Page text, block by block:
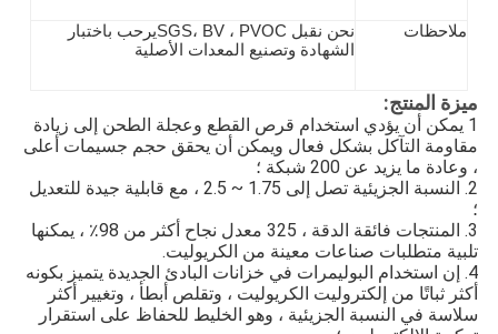
ملاحظات نحن نقبل SGS ، BV ، PVOC
يرحب باختبار
الشهادة وتصنيع المعدات الأصلية
ميزة المنتج:
1 يمكن أن يؤدي استخدام قرص القطع وعجلة الطحن إلى زيادة
مقاومة التآكل بشكل فعال ويمكن أن يحقق حجم جسيمات أعلى
، وعادة ما يزيد عن 200 شبكة ؛
2. النسبة الجزيئية تصل إلى 1.75 ~ 2.5 ، مع قابلية جيدة للتعديل
؛
3. المنتجات فائقة الدقة ، 325 معدل نجاح أكثر من 98٪ ، يمكنها
تلبية متطلبات صناعات معينة من الكريوليت.
4. إن استخدام البوليمرات في خزانات البادئ الجديدة يتميز بكونه
أكثر ثباتًا من إلكتروليت الكريوليت ، وتقلص أبطأ ، وتغيير أكثر
سلاسة في النسبة الجزيئية ، وهو الخليط للحفاظ على استقرار